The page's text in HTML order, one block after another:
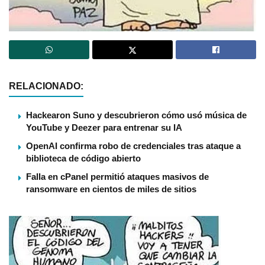
RELACIONADO:
Hackearon Suno y descubrieron cómo usó música de
YouTube y Deezer para entrenar su IA
OpenAI confirma robo de credenciales tras ataque a
biblioteca de código abierto
Falla en cPanel permitió ataques masivos de
ransomware en cientos de miles de sitios